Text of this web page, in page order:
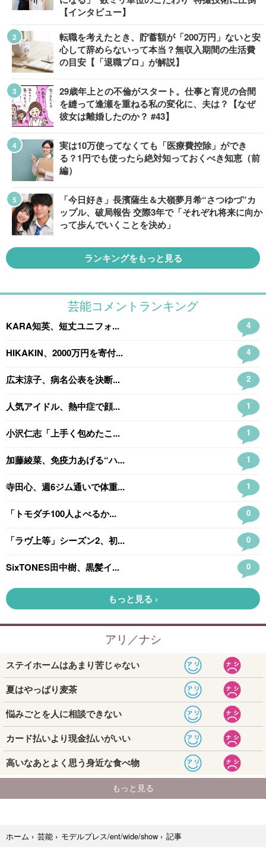
【インタビュー】
転職を考えたとき、貯蓄額が「200万円」ないと安
心して辞めらないって本当？無収入期間の生活費
の目安【「退職プロ」が解説】
29歳年上との不倫がスタート。仕事と育児の合間
を縫って逢瀬を重ねる私の変化に、夫は？【なぜ
彼女は離婚したのか？ #43】
実は10万使ってなくても「医療費控除」ができ
る？1円でも使ったら絶対知っておくべき知恵（前
編）
「今日好き」長濱薩生＆大嶺夢月希“さつゆづ”カ
ップル、破局報告 交際3年で「それぞれ将来に向か
って歩んでいくことを決め」
ランキングをもっと見る
ホーム › 芸能 › モデルプレス/ent/wide/show › 記事